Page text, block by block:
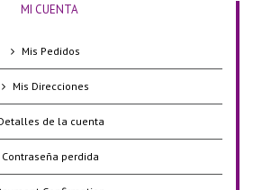
MI CUENTA
Mis Pedidos
Mis Direcciones
de la cuenta
Contraseña perdida